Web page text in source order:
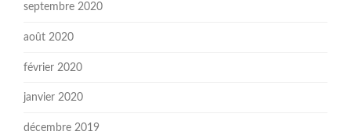
septembre 2020
août 2020
février 2020
janvier 2020
décembre 2019